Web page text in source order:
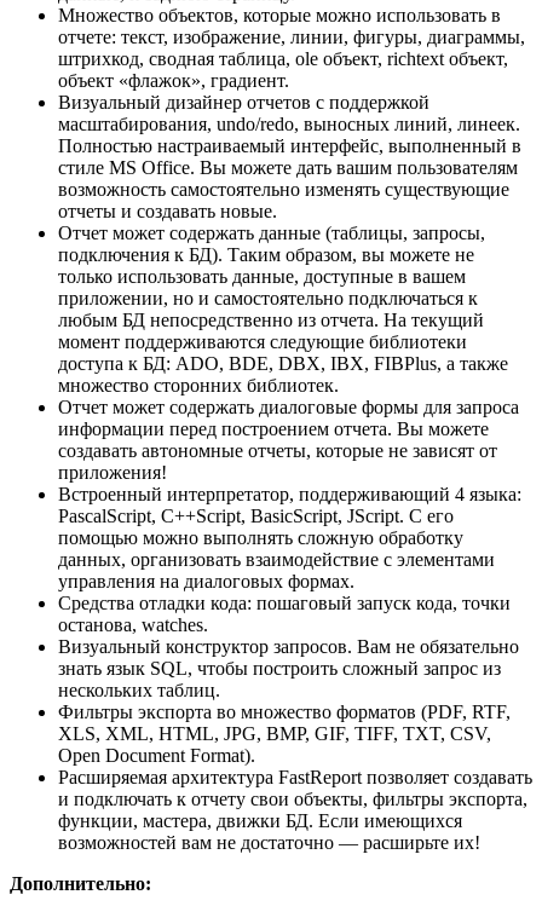
Множество объектов, которые можно использовать в
отчете: текст, изображение, линии, фигуры, диаграммы,
штрихкод, сводная таблица, ole объект, richtext объект,
объект «флажок», градиент.
Визуальный дизайнер отчетов с поддержкой
масштабирования, undo/redo, выносных линий, линеек.
Полностью настраиваемый интерфейс, выполненный в
стиле MS Office. Вы можете дать вашим пользователям
возможность самостоятельно изменять существующие
отчеты и создавать новые.
Отчет может содержать данные (таблицы, запросы,
подключения к БД). Таким образом, вы можете не
только использовать данные, доступные в вашем
приложении, но и самостоятельно подключаться к
любым БД непосредственно из отчета. На текущий
момент поддерживаются следующие библиотеки
доступа к БД: ADO, BDE, DBX, IBX, FIBPlus, а также
множество сторонних библиотек.
Отчет может содержать диалоговые формы для запроса
информации перед построением отчета. Вы можете
создавать автономные отчеты, которые не зависят от
приложения!
Встроенный интерпретатор, поддерживающий 4 языка:
PascalScript, C++Script, BasicScript, JScript. С его
помощью можно выполнять сложную обработку
данных, организовать взаимодействие с элементами
управления на диалоговых формах.
Средства отладки кода: пошаговый запуск кода, точки
останова, watches.
Визуальный конструктор запросов. Вам не обязательно
знать язык SQL, чтобы построить сложный запрос из
нескольких таблиц.
Фильтры экспорта во множество форматов (PDF, RTF,
XLS, XML, HTML, JPG, BMP, GIF, TIFF, TXT, CSV,
Open Document Format).
Расширяемая архитектура FastReport позволяет создавать
и подключать к отчету свои объекты, фильтры экспорта,
функции, мастера, движки БД. Если имеющихся
возможностей вам не достаточно — расширьте их!
Дополнительно: